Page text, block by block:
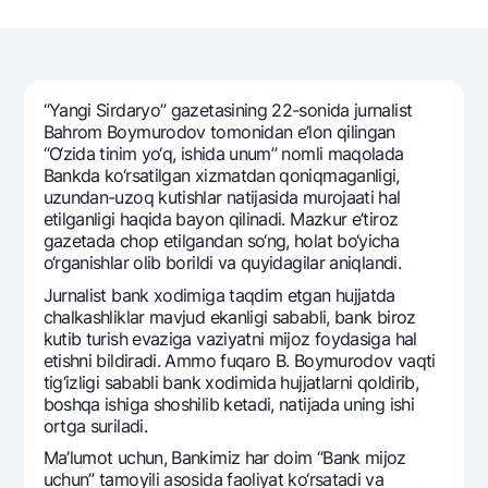
Oltin omonat
NBU’dan oltin quymalar
Kumush omonat
Visa FIFA
Mastercard
Ish haqi
Garmin pay
Aksiyalar
Milliy mobil ilovasi
Ko'p beriladigan savollar
Sayt bo‘yicha qidiring
Qidirish
Foydali havolalar
Ko'p beriladigan savollar
Matbuot markazi
“Yangi Sirdaryo” gazеtasining 22-sonida jurnalist
Bahrom Boymurodov tomonidan e’lon qilingan
“O‘zida tinim yo‘q, ishida unum” nomli maqolada
Bankda ko‘rsatilgan xizmatdan qoniqmaganligi,
uzundan-uzoq kutishlar natijasida murojaati hal
etilganligi haqida bayon qilinadi. Mazkur e’tiroz
gazеtada chop etilgandan so‘ng, holat bo‘yicha
o‘rganishlar olib borildi va quyidagilar aniqlandi.
Jurnalist bank xodimiga taqdim etgan hujjatda
chalkashliklar mavjud ekanligi sababli, bank biroz
kutib turish evaziga vaziyatni mijoz foydasiga hal
etishni bildiradi. Ammo fuqaro B. Boymurodov vaqti
tig‘izligi sababli bank xodimida hujjatlarni qoldirib,
boshqa ishiga shoshilib kеtadi, natijada uning ishi
ortga suriladi.
Ma’lumot uchun, Bankimiz har doim “Bank mijoz
uchun” tamoyili asosida faoliyat ko‘rsatadi va